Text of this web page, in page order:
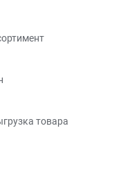
товара